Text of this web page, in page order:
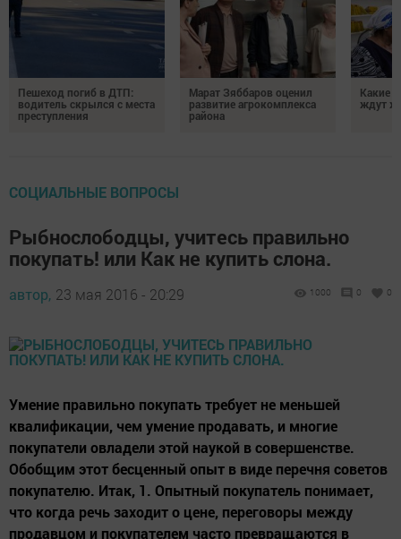
Пешеход погиб в ДТП:
водитель скрылся с места
преступления
Марат Зяббаров оценил
развитие агрокомплекса
района
Какие
ждут
СОЦИАЛЬНЫЕ ВОПРОСЫ
Рыбнослободцы, учитесь правильно
покупать! или Как не купить слона.
автор, 23 мая 2016 - 20:29 1000 0 0
Умение правильно покупать требует не меньшей
квалификации, чем умение продавать, и многие
покупатели овладели этой наукой в совершенстве.
Обобщим этот бесценный опыт в виде перечня советов
покупателю. Итак, 1. Опытный покупатель понимает,
что когда речь заходит о цене, переговоры между
продавцом и покупателем часто превращаются в